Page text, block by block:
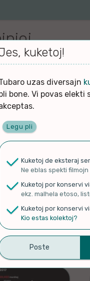
spektitaj
ĉi tiu paĝo estas
ĝis nun. Tio neniel
platformo de la filmoj.
25-30 de 30
kuketoj!
uzas diversajn
bone. Vi povas elekti
Legu pli
Kuketoj de eksteraj
Ne eblas spekti
Kuketoj por konservi
ekz. malhela etoso,
Kuketoj por konservi
Kio estas kolektoj?